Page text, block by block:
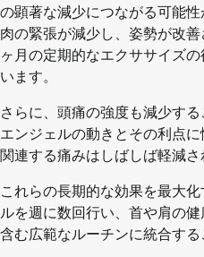
の顕著な減少につながる可能
肉の緊張が減少し、姿勢が改
ヶ月の定期的なエクササイズ
います。
さらに、頭痛の強度も減少す
エンジェルの動きとその利点
関連する痛みはしばしば軽減さ
これらの長期的な効果を最大
ルを週に数回行い、首や肩の
含む広範なルーチンに統合する